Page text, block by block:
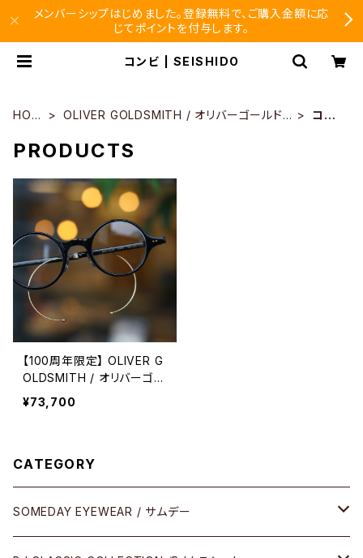
メンバーシップはじめました。登録無料で、ご購入金額に応
じてポイントを付与します。
コンビ | SEISHIDO
HOM
OLIVER GOLDSMITH / オリバーゴールド
コン
PRODUCTS
【100周年限定】 OLIVER G
OLDSMITH / オリバーゴー
ルドスミス BULL DOG 202
6年限定
¥73,700
CATEGORY
SOMEDAY EYEWEAR / サムデー